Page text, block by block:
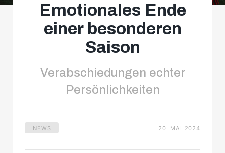
Emotionales Ende
einer besonderen
Saison
Verabschiedungen echter
Persönlichkeiten
NEWS 20. MAI 2024